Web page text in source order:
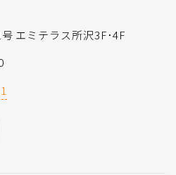
エミテラス所沢3F･4F